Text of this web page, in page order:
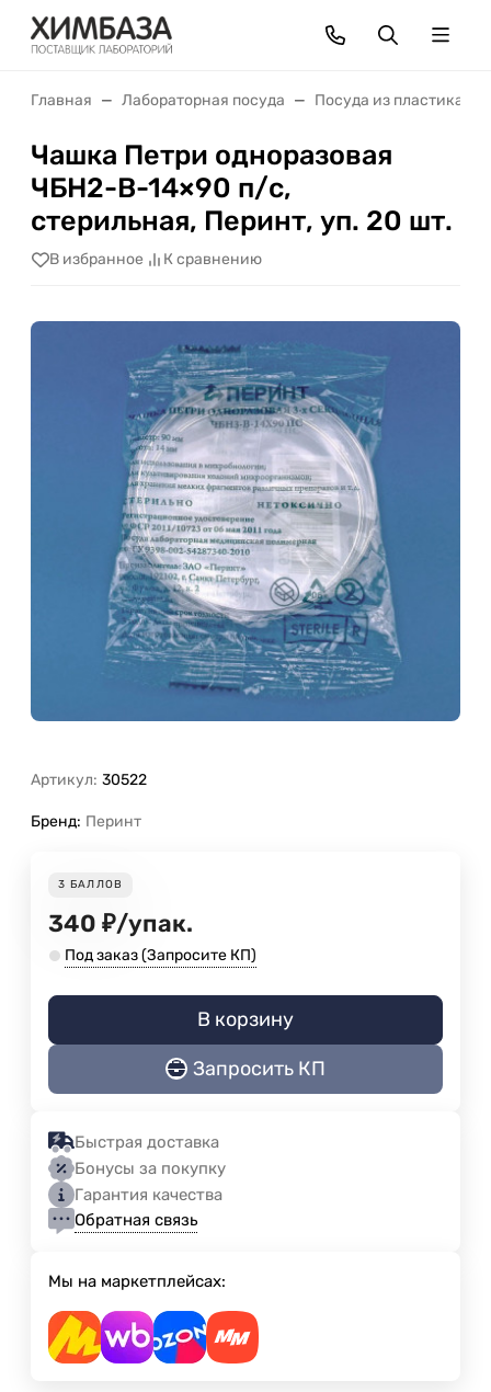
Главная Лабораторная посуда Посуда из пластика
Чашка Петри одноразовая
ЧБН2-В-14×90 п/с,
стерильная, Перинт, уп. 20 шт.
В избранное К сравнению
Артикул: 30522
Бренд: Перинт
3 БАЛЛОВ
340 ₽/упак.
Под заказ (Запросите КП)
В корзину
Запросить КП
Быстрая доставка
Бонусы за покупку
Гарантия качества
Обратная связь
Мы на маркетплейсах: